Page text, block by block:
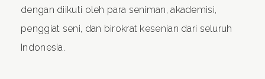
dengan diikuti oleh para seniman, akademisi,
penggiat seni, dan birokrat kesenian dari seluruh
Indonesia.